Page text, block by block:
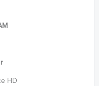
HD